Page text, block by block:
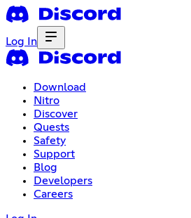
Log In
Download
Nitro
Discover
Quests
Safety
Support
Blog
Developers
Careers